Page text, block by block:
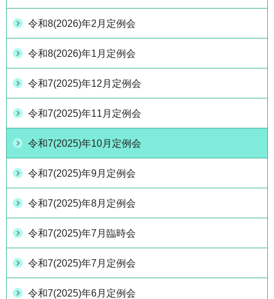
令和8(2026)年2月定例会
令和8(2026)年1月定例会
令和7(2025)年12月定例会
令和7(2025)年11月定例会
令和7(2025)年10月定例会
令和7(2025)年9月定例会
令和7(2025)年8月定例会
令和7(2025)年7月臨時会
令和7(2025)年7月定例会
令和7(2025)年6月定例会